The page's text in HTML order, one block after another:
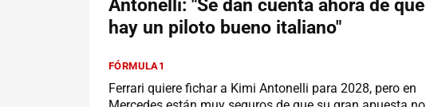
Antonelli: "Se dan cuenta ahora de que
hay un piloto bueno italiano"
FÓRMULA1
Ferrari quiere fichar a Kimi Antonelli para 2028, pero en